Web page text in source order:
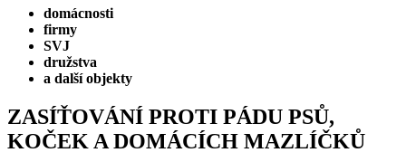
domácnosti
firmy
SVJ
družstva
a další objekty
ZASÍŤOVÁNÍ PROTI PÁDU PSŮ,
KOČEK A DOMÁCÍCH MAZLÍČKŮ